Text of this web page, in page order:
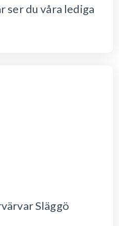
ser du våra lediga
Släggö